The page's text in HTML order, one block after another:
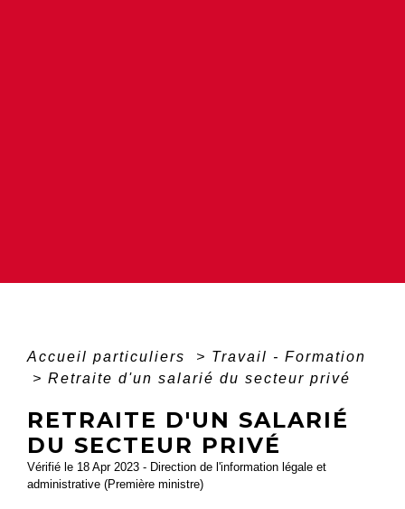
Accueil particuliers > Travail - Formation
> Retraite d'un salarié du secteur privé
RETRAITE D'UN SALARIÉ
DU SECTEUR PRIVÉ
Vérifié le 18 Apr 2023 - Direction de l'information légale et
administrative (Première ministre)